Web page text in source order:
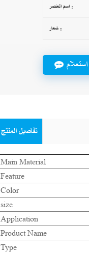
اسم العنصر :
شعار :
استعلام
تفاصيل المنتج
Main Material
Feature
Color
size
Application
Product Name
Type